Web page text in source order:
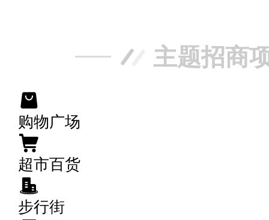
主题招商
购物广场
超市百货
步行街